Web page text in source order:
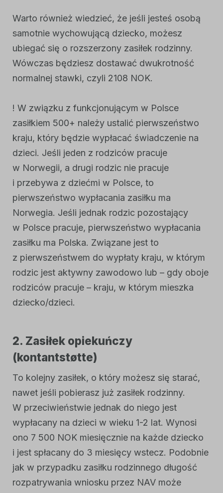
Warto również wiedzieć, że jeśli jesteś osobą
samotnie wychowującą dziecko, możesz
ubiegać się o rozszerzony zasiłek rodzinny.
Wówczas będziesz dostawać dwukrotność
normalnej stawki, czyli 2108 NOK.
! W związku z funkcjonującym w Polsce
zasiłkiem 500+ należy ustalić pierwszeństwo
kraju, który będzie wypłacać świadczenie na
dzieci. Jeśli jeden z rodziców pracuje
w Norwegii, a drugi rodzic nie pracuje
i przebywa z dziećmi w Polsce, to
pierwszeństwo wypłacania zasiłku ma
Norwegia. Jeśli jednak rodzic pozostający
w Polsce pracuje, pierwszeństwo wypłacania
zasiłku ma Polska. Związane jest to
z pierwszeństwem do wypłaty kraju, w którym
rodzic jest aktywny zawodowo lub – gdy oboje
rodziców pracuje – kraju, w którym mieszka
dziecko/dzieci.
2. Zasiłek opiekuńczy
(kontantstøtte)
To kolejny zasiłek, o który możesz się starać,
nawet jeśli pobierasz już zasiłek rodzinny.
W przeciwieństwie jednak do niego jest
wypłacany na dzieci w wieku 1-2 lat. Wynosi
ono 7 500 NOK miesięcznie na każde dziecko
i jest spłacany do 3 miesięcy wstecz. Podobnie
jak w przypadku zasiłku rodzinnego długość
rozpatrywania wniosku przez NAV może